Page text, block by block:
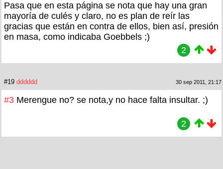
Pasa que en esta página se nota que hay una gran
mayoría de culés y claro, no es plan de reír las
gracias que están en contra de ellos, bien así, presión
en masa, como indicaba Goebbels ;)
2
#19 dddddd 30 sep 2011, 21:17
#3 Merengue no? se nota,y no hace falta insultar. ;)
2